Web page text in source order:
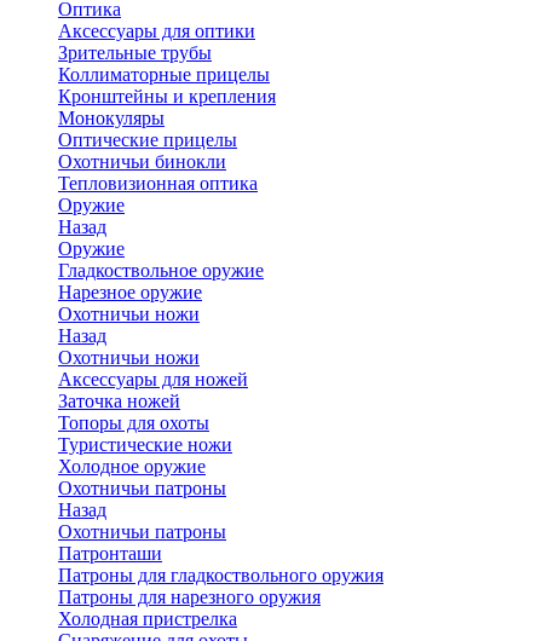
Оптика
Аксессуары для оптики
Зрительные трубы
Коллиматорные прицелы
Кронштейны и крепления
Монокуляры
Оптические прицелы
Охотничьи бинокли
Тепловизионная оптика
Оружие
Назад
Оружие
Гладкоствольное оружие
Нарезное оружие
Охотничьи ножи
Назад
Охотничьи ножи
Аксессуары для ножей
Заточка ножей
Топоры для охоты
Туристические ножи
Холодное оружие
Охотничьи патроны
Назад
Охотничьи патроны
Патронташи
Патроны для гладкоствольного оружия
Патроны для нарезного оружия
Холодная пристрелка